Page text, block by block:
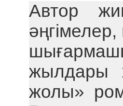
Автор
жылдары
жолы»